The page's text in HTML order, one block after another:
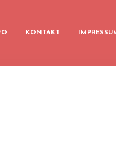
KONTAKT